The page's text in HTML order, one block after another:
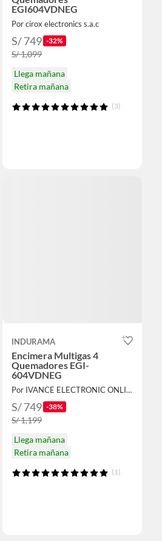
EGI604VDNEG
Por cirox electronics s.a.c
S/ 749 -32%
S/ 1,099
Llega mañana
Retira mañana
(3)
INDURAMA
Encimera Multigas 4
Quemadores EGI-
604VDNEG
Por IVANCE ELECTRONIC ONLINE
S/ 749 -38%
S/ 1,199
Llega mañana
Retira mañana
(1)